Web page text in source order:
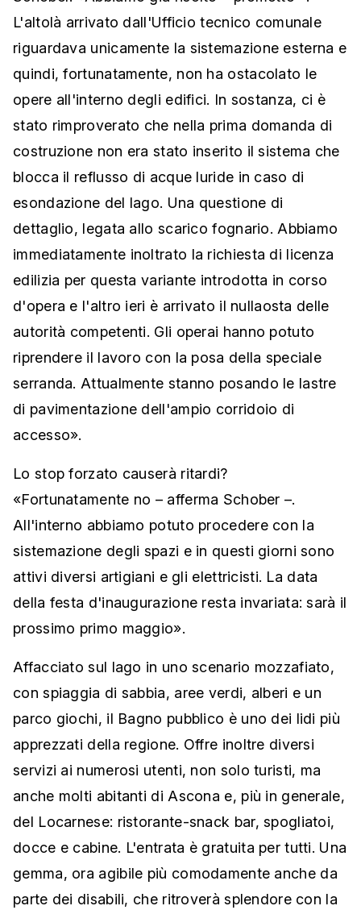
L'altolà arrivato dall'Ufficio tecnico comunale
riguardava unicamente la sistemazione esterna e
quindi, fortunatamente, non ha ostacolato le
opere all'interno degli edifici. In sostanza, ci è
stato rimproverato che nella prima domanda di
costruzione non era stato inserito il sistema che
blocca il reflusso di acque luride in caso di
esondazione del lago. Una questione di
dettaglio, legata allo scarico fognario. Abbiamo
immediatamente inoltrato la richiesta di licenza
edilizia per questa variante introdotta in corso
d'opera e l'altro ieri è arrivato il nullaosta delle
autorità competenti. Gli operai hanno potuto
riprendere il lavoro con la posa della speciale
serranda. Attualmente stanno posando le lastre
di pavimentazione dell'ampio corridoio di
accesso».
Lo stop forzato causerà ritardi?
«Fortunatamente no – afferma Schober –.
All'interno abbiamo potuto procedere con la
sistemazione degli spazi e in questi giorni sono
attivi diversi artigiani e gli elettricisti. La data
della festa d'inaugurazione resta invariata: sarà il
prossimo primo maggio».
Affacciato sul lago in uno scenario mozzafiato,
con spiaggia di sabbia, aree verdi, alberi e un
parco giochi, il Bagno pubblico è uno dei lidi più
apprezzati della regione. Offre inoltre diversi
servizi ai numerosi utenti, non solo turisti, ma
anche molti abitanti di Ascona e, più in generale,
del Locarnese: ristorante-snack bar, spogliatoi,
docce e cabine. L'entrata è gratuita per tutti. Una
gemma, ora agibile più comodamente anche da
parte dei disabili, che ritroverà splendore con la